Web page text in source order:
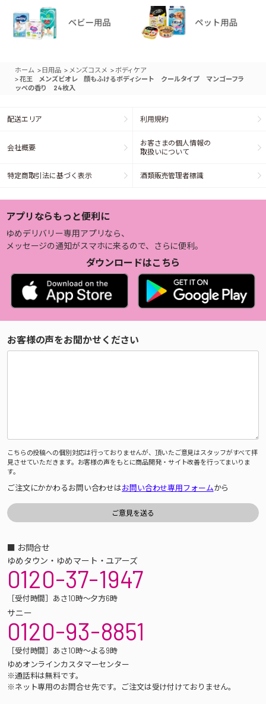
ホーム > 日用品 > メンズコスメ > ボディケア
>花王 メンズビオレ 顔もふけるボディシート クールタイプ マンゴーフラ
ッペの香り 24枚入
配送エリア 利用規約
会社概要
お客さまの個人情報の
取扱いについて
特定商取引法に基づく表示 酒類販売管理者標識
アプリならもっと便利に
ゆめデリバリー専用アプリなら、
メッセージの通知がスマホに来るので、さらに便利。
ダウンロードはこちら
お客様の声をお聞かせください
こちらの投稿への個別対応は行っておりませんが、頂いたご意見はスタッフがすべて拝
見させていただきます。お客様の声をもとに商品開発・サイト改善を行ってまいりま
す。
ご注文にかかわるお問い合わせはお問い合わせ専用フォームから
■ お問合せ
ゆめタウン・ゆめマート・ユアーズ
0120-37-1947
［受付時間］あさ10時～夕方6時
サニー
0120-93-8851
［受付時間］あさ10時～よる9時
ゆめオンラインカスタマーセンター
※通話料は無料です。
※ネット専用のお問合せ先です。ご注文は受け付けておりません。